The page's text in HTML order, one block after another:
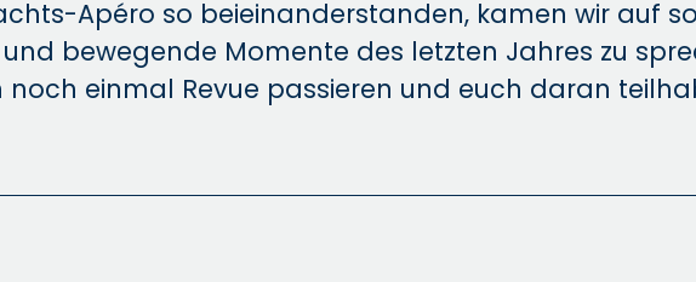
Apéro so beieinanderstanden, kamen wir auf
bewegende Momente des letzten Jahres zu
noch einmal Revue passieren und euch daran